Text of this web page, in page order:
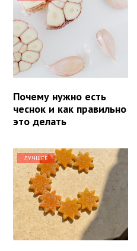
Почему нужно есть
чеснок и как правильно
это делать
ЛУЧШЕЕ